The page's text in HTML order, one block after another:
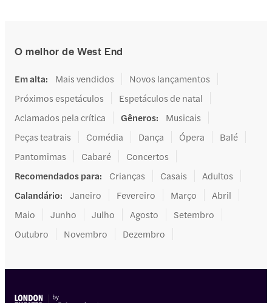
O melhor de West End
Em alta: Mais vendidos
Novos lançamentos
Próximos espetáculos
Espetáculos de natal
Aclamados pela crítica
Gêneros:
Musicais
Peças teatrais
Comédia Dança Ópera
Balé
Pantomimas
Cabaré
Concertos
Recomendados para: Crianças Casais
Adultos
Calandário: Janeiro Fevereiro Março
Abril
Maio
Junho Julho Agosto
Setembro
Outubro
Novembro Dezembro